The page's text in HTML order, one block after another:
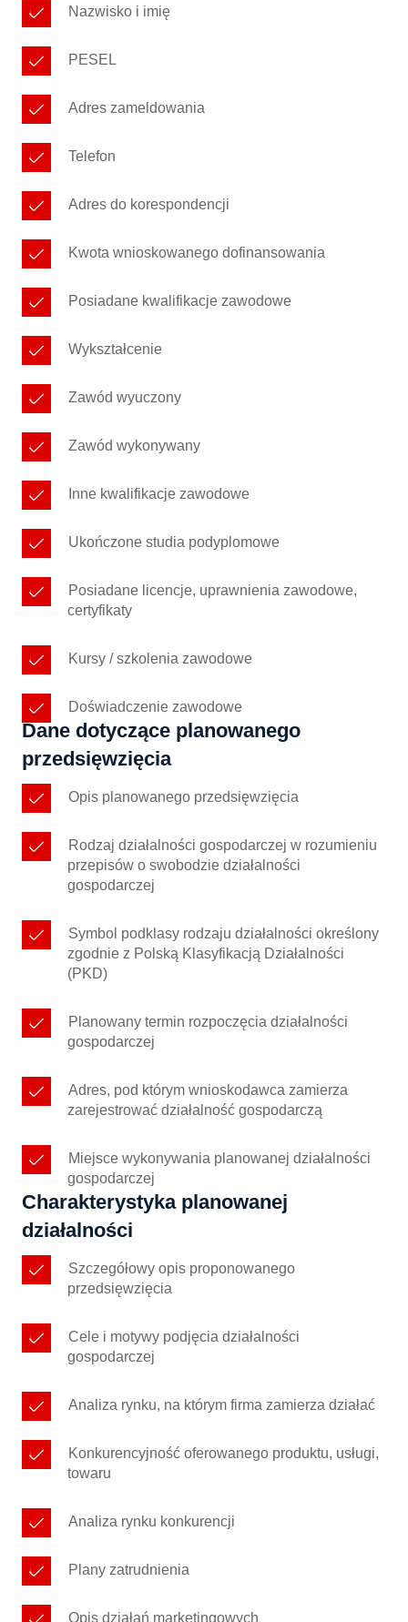
Nazwisko i imię
PESEL
Adres zameldowania
Telefon
Adres do korespondencji
Kwota wnioskowanego dofinansowania
Posiadane kwalifikacje zawodowe
Wykształcenie
Zawód wyuczony
Zawód wykonywany
Inne kwalifikacje zawodowe
Ukończone studia podyplomowe
Posiadane licencje, uprawnienia zawodowe,
certyfikaty
Kursy / szkolenia zawodowe
Doświadczenie zawodowe
Dane dotyczące planowanego
przedsięwzięcia
Opis planowanego przedsięwzięcia
Rodzaj działalności gospodarczej w rozumieniu
przepisów o swobodzie działalności
gospodarczej
Symbol podklasy rodzaju działalności określony
zgodnie z Polską Klasyfikacją Działalności
(PKD)
Planowany termin rozpoczęcia działalności
gospodarczej
Adres, pod którym wnioskodawca zamierza
zarejestrować działalność gospodarczą
Miejsce wykonywania planowanej działalności
gospodarczej
Charakterystyka planowanej
działalności
Szczegółowy opis proponowanego
przedsięwzięcia
Cele i motywy podjęcia działalności
gospodarczej
Analiza rynku, na którym firma zamierza działać
Konkurencyjność oferowanego produktu, usługi,
towaru
Analiza rynku konkurencji
Plany zatrudnienia
Opis działań marketingowych